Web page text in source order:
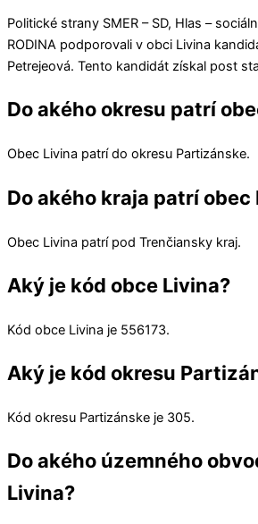
Politické strany SMER – SD, Hlas –
RODINA podporovali v obci Livina
Petrejeová. Tento kandidát získal post
Do akého okresu patrí
Obec Livina patrí do okresu Partizánske.
Do akého kraja patrí obec
Obec Livina patrí pod Trenčiansky kraj.
Aký je kód obce Livina?
Kód obce Livina je 556173.
Aký je kód okresu
Kód okresu Partizánske je 305.
Do akého územného
Livina?